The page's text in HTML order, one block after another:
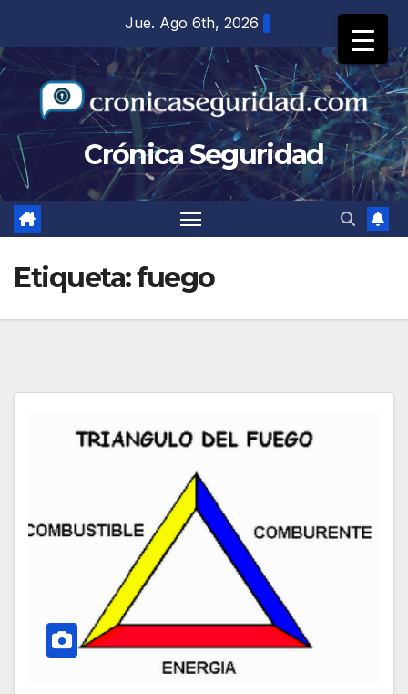
contenido
Jue. Ago 6th, 2026
Crónica Seguridad
Etiqueta:fuego